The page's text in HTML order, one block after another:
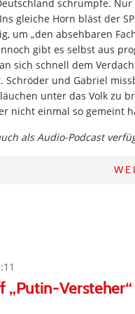
schrumpfe.
gleiche Horn bläst der
um „den absehbaren
gibt es selbst aus
sich schnell dem
Schröder und Gabriel
unter das Volk zu
nicht einmal so gemeint
als Audio-Podcast